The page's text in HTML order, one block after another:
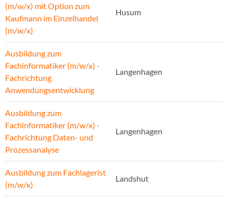
(m/w/x) mit Option zum
Kaufmann im Einzelhandel
(m/w/x)
Husum
Ausbildung zum
Fachinformatiker (m/w/x) -
Fachrichtung
Anwendungsentwicklung
Langenhagen
Ausbildung zum
Fachinformatiker (m/w/x) -
Fachrichtung Daten- und
Prozessanalyse
Langenhagen
Ausbildung zum Fachlagerist
(m/w/x)
Landshut